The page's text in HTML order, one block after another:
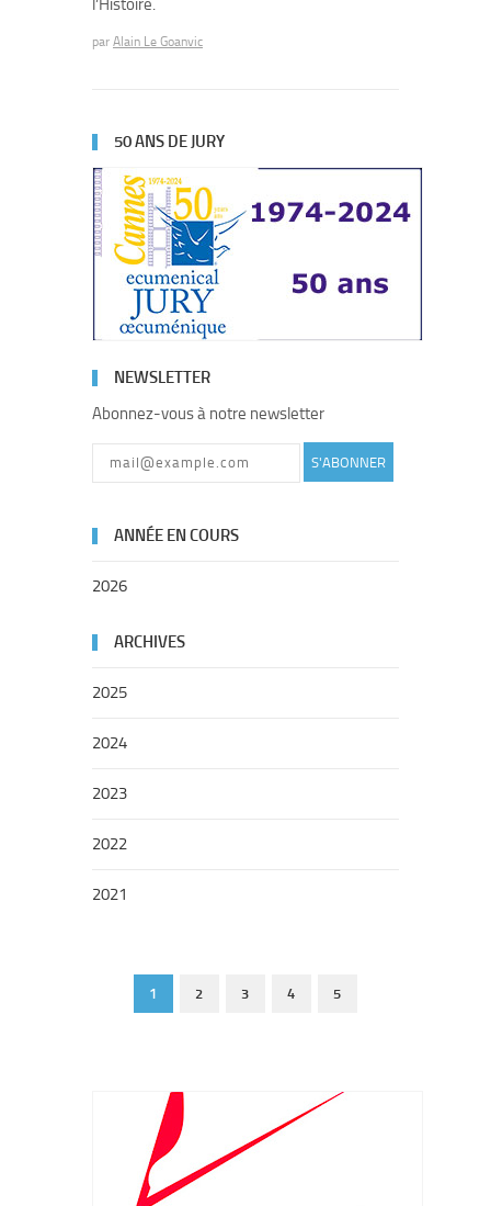
l’Histoire.
par Alain Le Goanvic
50 ANS DE JURY
NEWSLETTER
Abonnez-vous à notre newsletter
S'ABONNER
ANNÉE EN COURS
2026
ARCHIVES
2025
2024
2023
2022
2021
1 2 3 4 5